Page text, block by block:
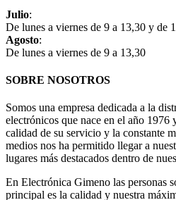
Julio:
De lunes a viernes de 9 a 13,30 y de
Agosto:
De lunes a viernes de 9 a 13,30
SOBRE NOSOTROS
Somos una empresa dedicada a la
electrónicos que nace en el año 1976
calidad de su servicio y la constante
medios nos ha permitido llegar a
lugares más destacados dentro de
En Electrónica Gimeno las personas
principal es la calidad y nuestra